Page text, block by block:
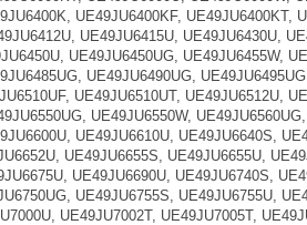
UE49JU6400KF, UE49JU6400KT,
UE49JU6415U, UE49JU6430U,
UE49JU6450UG, UE49JU6455W,
UE49JU6490UG,
UE49JU6510UT, UE49JU6512U,
UE49JU6550W,
UE49JU6610U, UE49JU6640S,
UE49JU6655S, UE49JU6655U,
UE49JU6690U, UE49JU6740S,
UE49JU6755S, UE49JU6755U,
UE49JU7002T, UE49JU7005T,